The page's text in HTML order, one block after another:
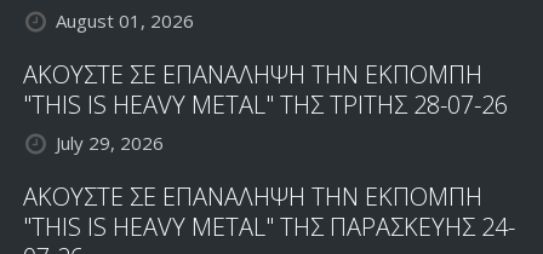
August 01, 2026
ΑΚΟΥΣΤΕ ΣΕ ΕΠΑΝΑΛΗΨΗ ΤΗΝ ΕΚΠΟΜΠΗ
"THIS IS HEAVY METAL" ΤΗΣ ΤΡΙΤΗΣ 28-07-26
July 29, 2026
ΑΚΟΥΣΤΕ ΣΕ ΕΠΑΝΑΛΗΨΗ ΤΗΝ ΕΚΠΟΜΠΗ
"THIS IS HEAVY METAL" ΤΗΣ ΠΑΡΑΣΚΕΥΗΣ 24-